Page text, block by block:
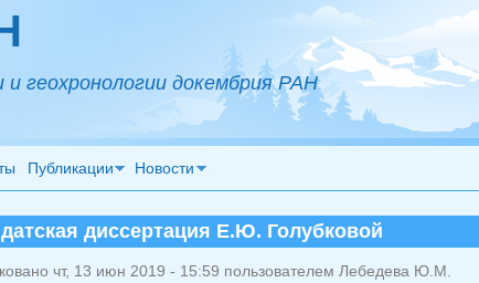
геохронологии докембрия РАН
Публикации Новости
диссертация Е.Ю. Голубковой
чт, 13 июн 2019 - 15:59 пользователем Лебедева Ю.М.